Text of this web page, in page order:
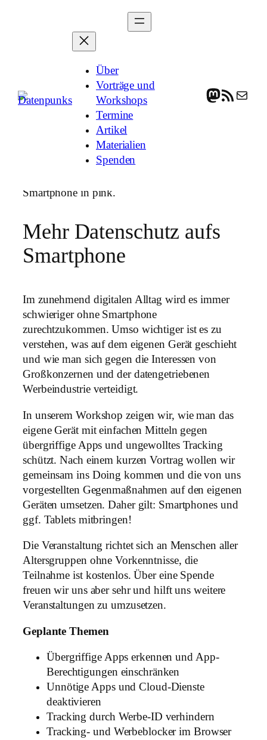
Über
Vorträge und
Workshops
Termine
Artikel
Materialien
Spenden
Mastodon
RSS-Feed
E-Mail
Mehr Datenschutz aufs
Smartphone
Im zunehmend digitalen Alltag wird es immer
schwieriger ohne Smartphone
zurechtzukommen. Umso wichtiger ist es zu
verstehen, was auf dem eigenen Gerät geschieht
und wie man sich gegen die Interessen von
Großkonzernen und der datengetriebenen
Werbeindustrie verteidigt.
In unserem Workshop zeigen wir, wie man das
eigene Gerät mit einfachen Mitteln gegen
übergriffige Apps und ungewolltes Tracking
schützt. Nach einem kurzen Vortrag wollen wir
gemeinsam ins Doing kommen und die von uns
vorgestellten Gegenmaßnahmen auf den eigenen
Geräten umsetzen. Daher gilt: Smartphones und
ggf. Tablets mitbringen!
Die Veranstaltung richtet sich an Menschen aller
Altersgruppen ohne Vorkenntnisse, die
Teilnahme ist kostenlos. Über eine Spende
freuen wir uns aber sehr und hilft uns weitere
Veranstaltungen zu umzusetzen.
Geplante Themen
Übergriffige Apps erkennen und App-
Berechtigungen einschränken
Unnötige Apps und Cloud-Dienste
deaktivieren
Tracking durch Werbe-ID verhindern
Tracking- und Werbeblocker im Browser